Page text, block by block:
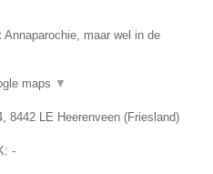
maar wel in de
maps ▼
, 8442 LE Heerenveen (Friesland)
-